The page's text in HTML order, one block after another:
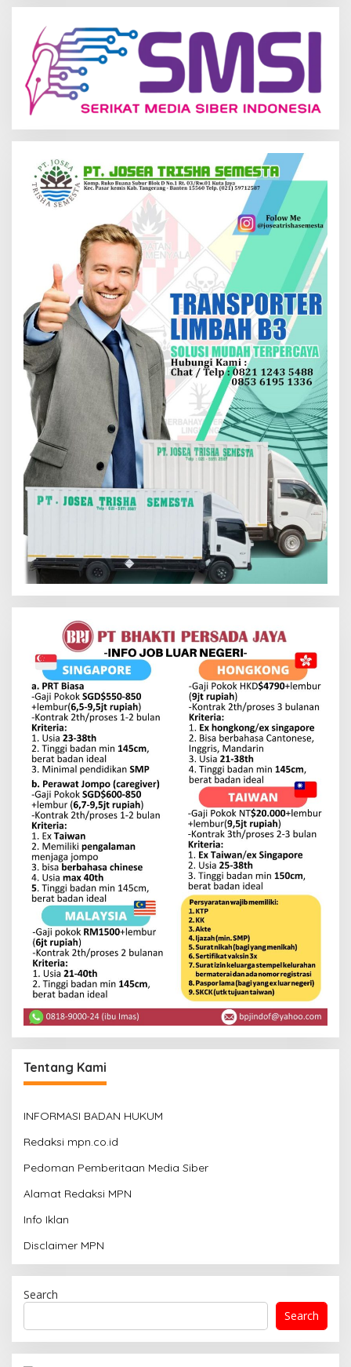
Tentang Kami
INFORMASI BADAN HUKUM
Redaksi mpn.co.id
Pedoman Pemberitaan Media Siber
Alamat Redaksi MPN
Info Iklan
Disclaimer MPN
Search
Search